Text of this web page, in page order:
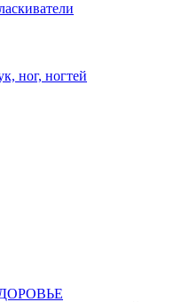
ног, ногтей